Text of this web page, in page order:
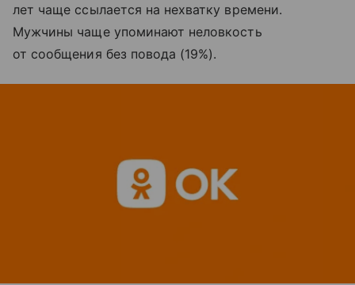
лет чаще ссылается на нехватку времени.
Мужчины чаще упоминают неловкость
от сообщения без повода (19%).